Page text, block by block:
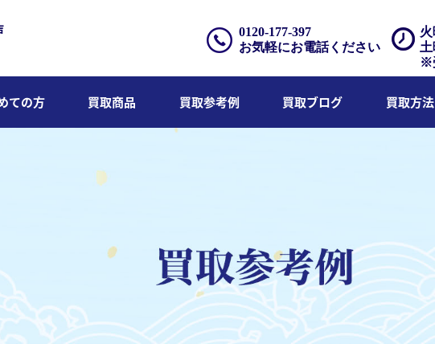
※
0120-177-397
お気軽にお電話ください
ての方 買取商品 買取参考例 買取ブログ 買取方法